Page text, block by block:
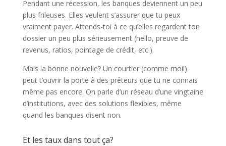
Pendant une récession, les banques deviennent un peu
plus frileuses. Elles veulent s’assurer que tu peux
vraiment payer. Attends-toi à ce qu’elles regardent ton
dossier un peu plus sérieusement (hello, preuve de
revenus, ratios, pointage de crédit, etc.).
Mais la bonne nouvelle? Un courtier (comme moi!)
peut t’ouvrir la porte à des prêteurs que tu ne connais
même pas encore. On parle d’un réseau d’une vingtaine
d’institutions, avec des solutions flexibles, même
quand les banques disent non.
Et les taux dans tout ça?